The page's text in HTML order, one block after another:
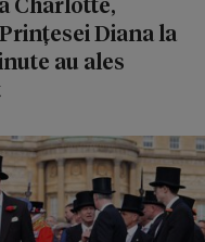
Diana la
au ales